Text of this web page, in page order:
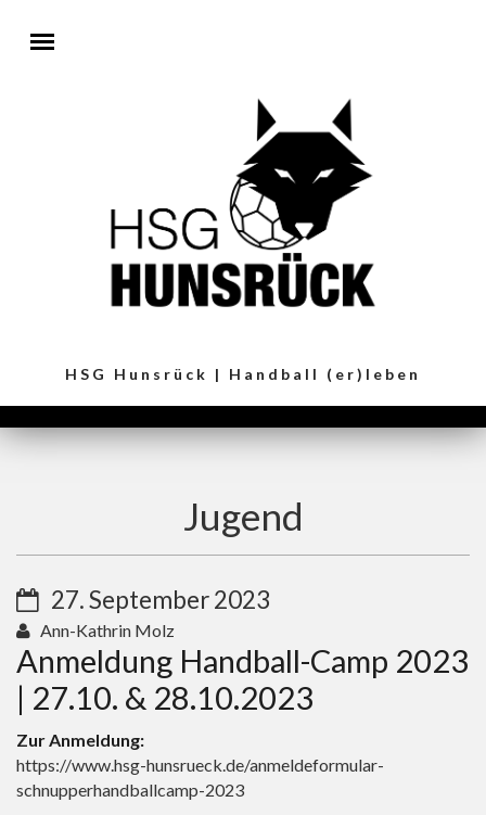
HSG Hunsrück | Handball (er)leben
Jugend
27. September 2023
Ann-Kathrin Molz
Anmeldung Handball-Camp 2023
| 27.10. & 28.10.2023
Zur Anmeldung:
https://www.hsg-hunsrueck.de/anmeldeformular-
schnupperhandballcamp-2023